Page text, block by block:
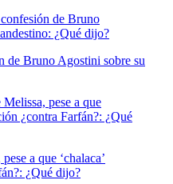
Bruno Agostini sobre su
a que ‘chalaca’
¿Qué dijo?